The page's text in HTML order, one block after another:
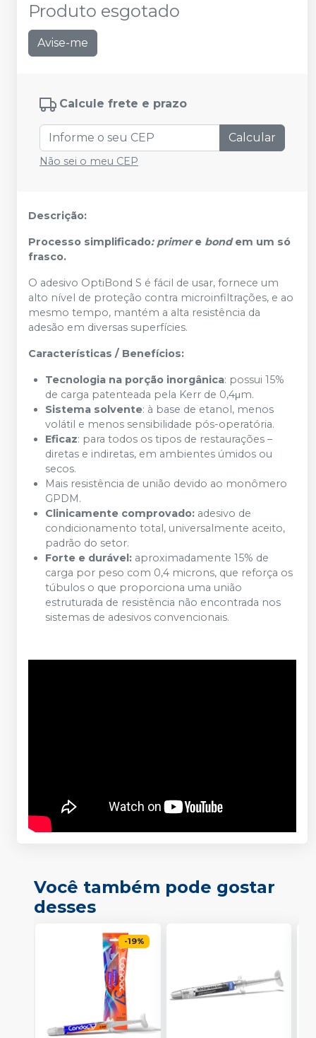
Produto esgotado
Avise-me
Calcule frete e prazo
Calcular
Não sei o meu CEP
Descrição:
Processo simplificado: primere bondem um só
frasco.
O adesivo OptiBond S é fácil de usar, fornece um
alto nível de proteção contra microinfiltrações, e ao
mesmo tempo, mantém a alta resistência da
adesão em diversas superfícies.
Características / Benefícios:
Tecnologia na porção inorgânica: possui 15%
de carga patenteada pela Kerr de 0,4μm.
Sistema solvente: à base de etanol, menos
volátil e menos sensibilidade pós-operatória.
Eficaz: para todos os tipos de restaurações –
diretas e indiretas, em ambientes úmidos ou
secos.
Mais resistência de união devido ao monômero
GPDM.
Clinicamente comprovado: adesivo de
condicionamento total, universalmente aceito,
padrão do setor.
Forte e durável: aproximadamente 15% de
carga por peso com 0,4 microns, que reforça os
túbulos o que proporciona uma união
estruturada de resistência não encontrada nos
sistemas de adesivos convencionais.
Você também pode gostar
desses
-19%